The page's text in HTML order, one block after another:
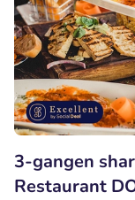
3-gangen
Restaurant